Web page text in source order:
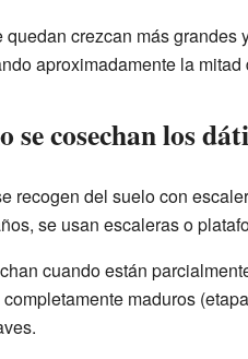
crezcan más
aproximadamente la
se cosechan los
recogen del suelo con
se usan escaleras o
cuando están
maduros